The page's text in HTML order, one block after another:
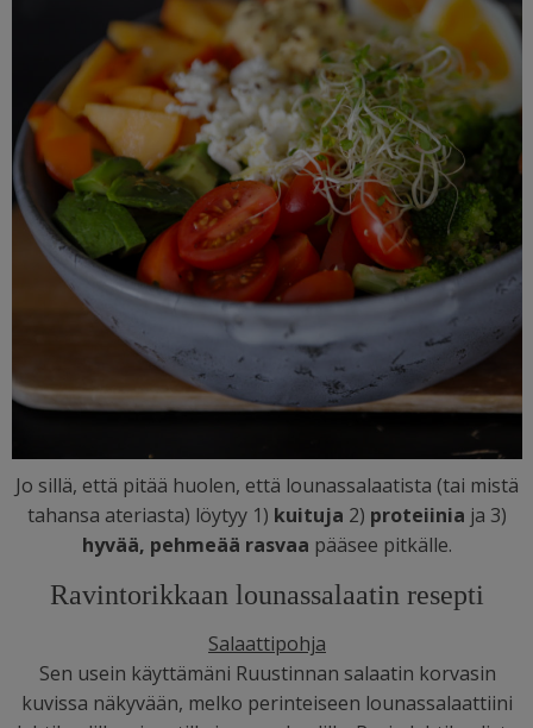
Jo sillä, että pitää huolen, että lounassalaatista (tai mistä
tahansa ateriasta) löytyy 1) kuituja 2) proteiinia ja 3)
hyvää, pehmeää rasvaa pääsee pitkälle.
Ravintorikkaan lounassalaatin resepti
Salaattipohja
Sen usein käyttämäni Ruustinnan salaatin korvasin
kuvissa näkyvään, melko perinteiseen lounassalaattiini